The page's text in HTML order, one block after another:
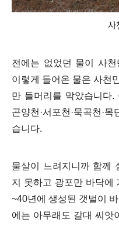
사
전에는 없었던 물이 사
이렇게 들어온 물은 사천
만 들머리를 막았습니다
곤양천·서포천·묵곡천·
습니다.
물살이 느려지니까 함께
지 못하고 광포만 바닥에
~40년에 생성된 갯벌이
에는 아무래도 갈대 씨앗